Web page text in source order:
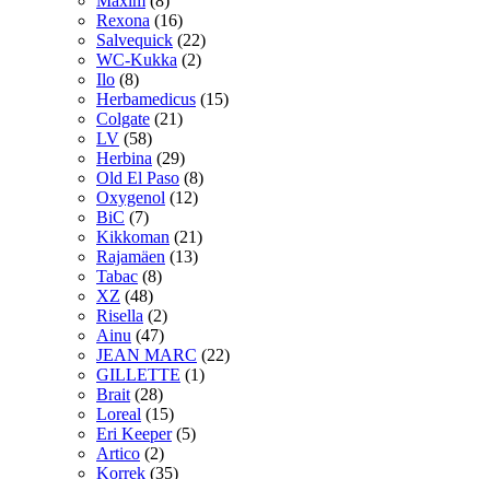
Rexona (16)
Salvequick (22)
WC-Kukka (2)
Ilo (8)
Herbamedicus (15)
Colgate (21)
LV (58)
Herbina (29)
Old El Paso (8)
Oxygenol (12)
BiC (7)
Kikkoman (21)
Rajamäen (13)
Tabac (8)
XZ (48)
Risella (2)
Ainu (47)
JEAN MARC (22)
GILLETTE (1)
Brait (28)
Loreal (15)
Eri Keeper (5)
Artico (2)
Korrek (35)